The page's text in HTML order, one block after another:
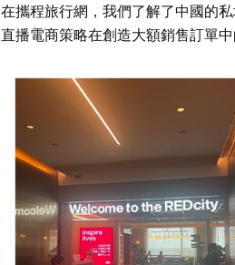
在攜程旅行網，我們了解了中國的
直播電商策略在創造大額銷售訂單中